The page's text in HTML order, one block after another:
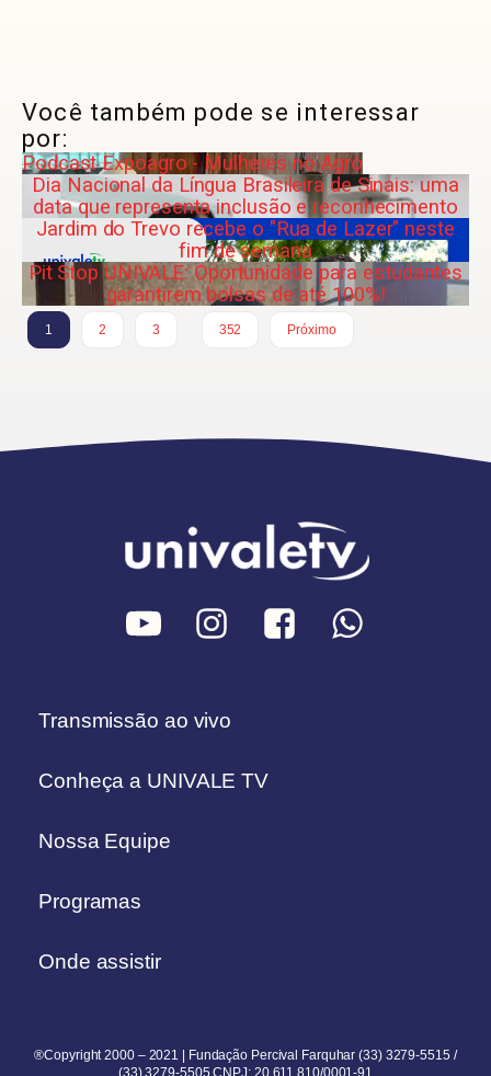
Você também pode se interessar
por:
Podcast Expoagro - Mulheres no Agro
Dia Nacional da Língua Brasileira de Sinais: uma
data que representa inclusão e reconhecimento
Jardim do Trevo recebe o "Rua de Lazer" neste
fim de semana
Pit Stop UNIVALE: Oportunidade para estudantes
garantirem bolsas de até 100%!
1 2 3
352
Próximo
Transmissão ao vivo
Conheça a UNIVALE TV
Nossa Equipe
Programas
Onde assistir
®Copyright 2000 – 2021 | Fundação Percival Farquhar (33) 3279-5515 /
(33) 3279-5505 CNPJ: 20.611.810/0001-91